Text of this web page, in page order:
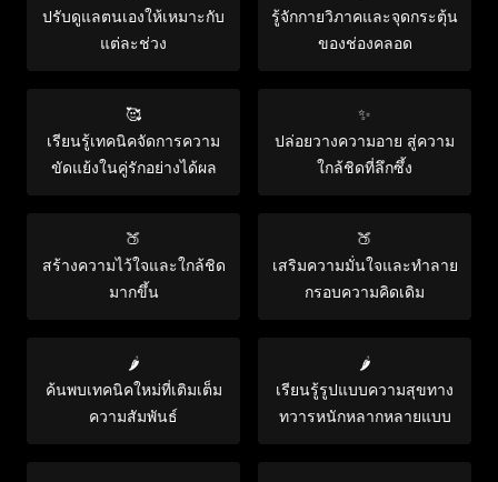
ปรับดูแลตนเองให้เหมาะกับ
แต่ละช่วง
รู้จักกายวิภาคและจุดกระตุ้น
ของช่องคลอด
🥰
เรียนรู้เทคนิคจัดการความ
ขัดแย้งในคู่รักอย่างได้ผล
✨
ปล่อยวางความอาย สู่ความ
ใกล้ชิดที่ลึกซึ้ง
🍑
สร้างความไว้ใจและใกล้ชิด
มากขึ้น
🍑
เสริมความมั่นใจและทำลาย
กรอบความคิดเดิม
🌶️
ค้นพบเทคนิคใหม่ที่เติมเต็ม
ความสัมพันธ์
🌶️
เรียนรู้รูปแบบความสุขทาง
ทวารหนักหลากหลายแบบ